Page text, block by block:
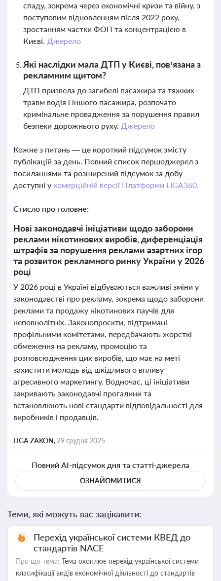
спаду, зокрема через економічні кризи та війну, з
поступовим відновленням після 2022 року,
зростанням частки ФОП та концентрацією в
Києві. Джерело
Які наслідки мала ДТП у Києві, пов’язана з
рекламним щитом?
ДТП призвела до загибелі пасажира та тяжких
травм водія і іншого пасажира, розпочато
кримінальне провадження за порушення правил
безпеки дорожнього руху. Джерело
Кожне з питань — це короткий підсумок змісту
публікацій за день. Повний список першоджерел з
посиланнями та розширений підсумок за добу
доступні у комерційній версії Платформи LIGA360.
Стисло про головне:
Нові законодавчі ініціативи щодо заборони
реклами нікотинових виробів, диференціація
штрафів за порушення реклами азартних ігор
та розвиток рекламного ринку України у 2026
році
У 2026 році в Україні відбуваються важливі зміни у
законодавстві про рекламу, зокрема щодо заборони
реклами та продажу нікотинових паучів для
неповнолітніх. Законопроєкти, підтримані
профільними комітетами, передбачають жорсткі
обмеження на рекламу, промоцію та
розповсюдження цих виробів, що має на меті
захистити молодь від шкідливого впливу
агресивного маркетингу. Водночас, ці ініціативи
закривають законодавчі прогалини та
встановлюють нові стандарти відповідальності для
виробників і продавців.
LIGA ZAKON, 29 грудня 2025
Повний AI-підсумок дня та статті-джерела
ОЗНАЙОМИТИСЯ
Теми, які можуть вас зацікавити:
Перехід української системи КВЕД до
стандартів NACE
Про що тема: Тема охоплює перехід української системи
класифікації видів економічної діяльності до стандартів